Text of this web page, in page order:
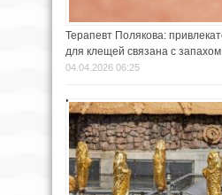
Терапевт Полякова:
для клещей связана с
04.04.2026 06:25